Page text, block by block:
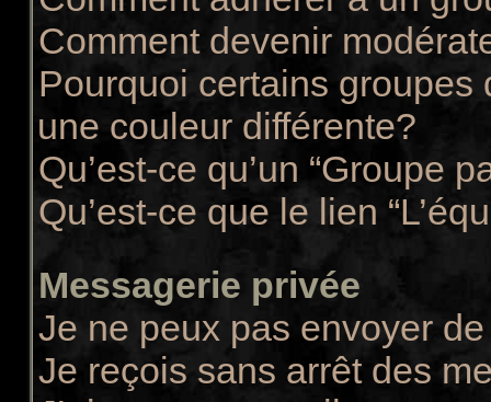
Comment devenir
Pourquoi certains groupes
une couleur différente?
Qu’est-ce qu’un “Groupe
Qu’est-ce que le lien
Messagerie privée
Je ne peux pas envoyer
Je reçois sans arrêt des